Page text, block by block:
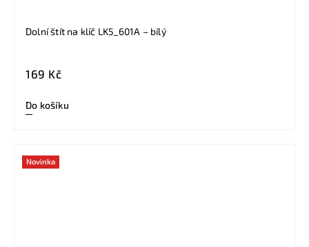
Dolní štít na klíč LK5_601A – bílý
169 Kč
Do košíku
Novinka